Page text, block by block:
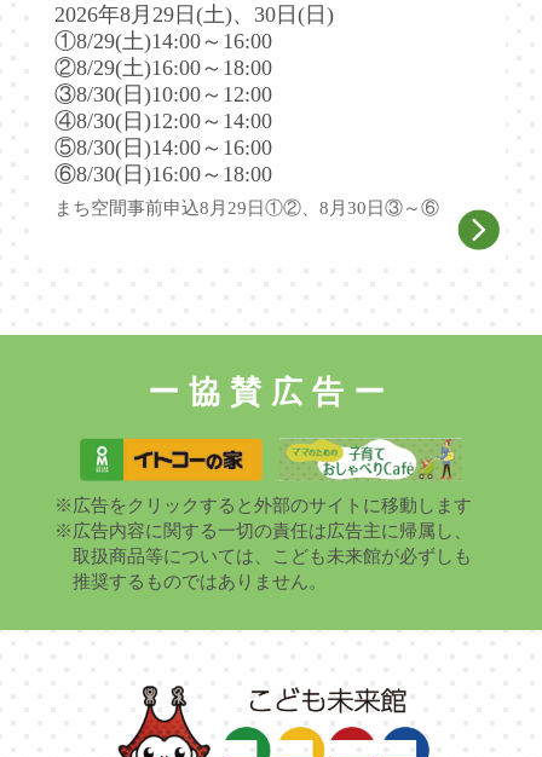
2026年8月29日(土)、30日(日)
①8/29(土)14:00～16:00
②8/29(土)16:00～18:00
③8/30(日)10:00～12:00
④8/30(日)12:00～14:00
⑤8/30(日)14:00～16:00
⑥8/30(日)16:00～18:00
まち空間事前申込8月29日①②、8月30日③～⑥
ー協賛広告ー
※広告をクリックすると外部のサイトに移動します
※広告内容に関する一切の責任は広告主に帰属し、
取扱商品等については、こども未来館が必ずしも
推奨するものではありません。